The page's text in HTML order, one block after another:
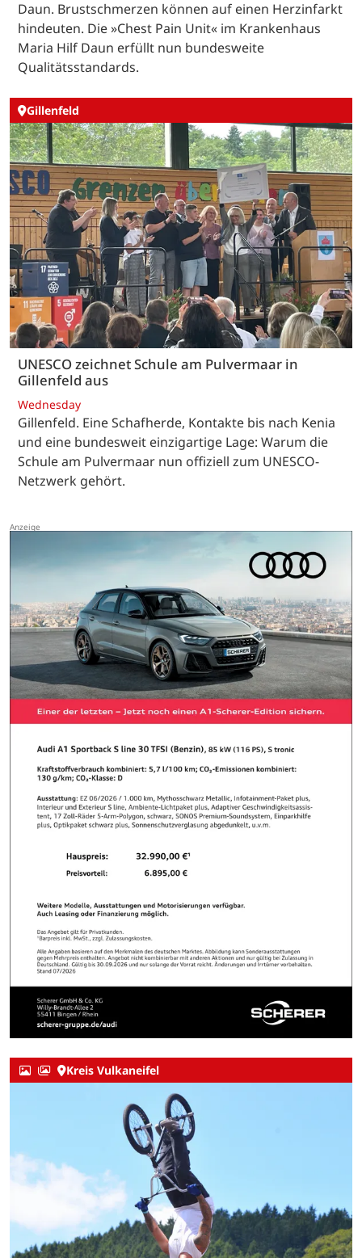
Daun. Brustschmerzen können auf einen Herzinfarkt
hindeuten. Die »Chest Pain Unit« im Krankenhaus
Maria Hilf Daun erfüllt nun bundesweite
Qualitätsstandards.
Gillenfeld
UNESCO zeichnet Schule am Pulvermaar in
Gillenfeld aus
Wednesday
Gillenfeld. Eine Schafherde, Kontakte bis nach Kenia
und eine bundesweit einzigartige Lage: Warum die
Schule am Pulvermaar nun offiziell zum UNESCO-
Netzwerk gehört.
Kreis Vulkaneifel